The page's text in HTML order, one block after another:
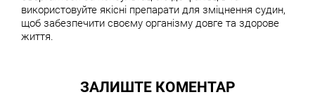
використовуйте якісні препарати для зміцнення судин,
щоб забезпечити своєму організму довге та здорове
життя.
ЗАЛИШТЕ КОМЕНТАР